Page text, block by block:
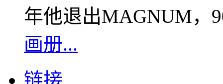
年他退出MAGNUM，
画册...